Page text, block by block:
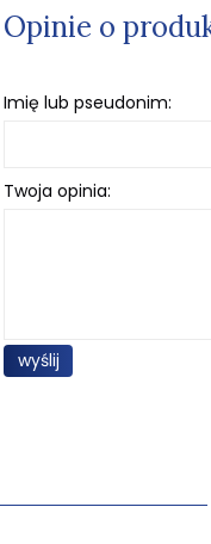
Opinie o
Imię lub pseudonim:
Twoja opinia:
wyślij